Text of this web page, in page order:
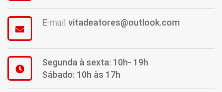
E-mail: vitadeatores@outlook.com
Segunda à sexta: 10h- 19h
Sábado: 10h às 17h